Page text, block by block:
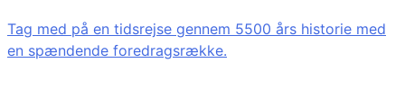
Tag med på en tidsrejse gennem 5500 års historie med
en spændende foredragsrække.